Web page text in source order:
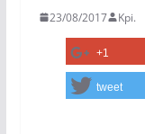
23/08/2017 Kpi.
+1
tweet